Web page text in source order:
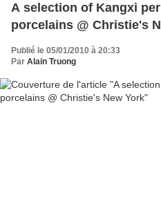
A selection of Kangxi
porcelains @ Christie's
Publié le 05/01/2010 à 20:33
Par Alain Truong